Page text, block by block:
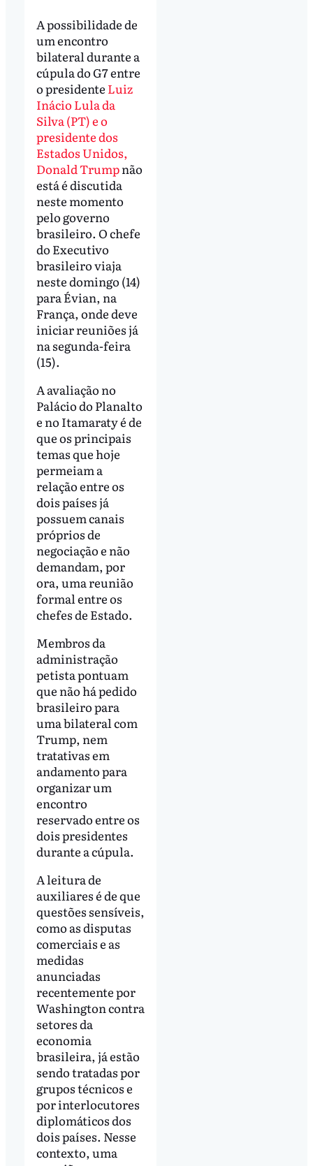
A possibilidade de
um encontro
bilateral durante a
cúpula do G7 entre
o presidente Luiz
Inácio Lula da
Silva (PT) e o
presidente dos
Estados Unidos,
Donald Trumpnão
está é discutida
neste momento
pelo governo
brasileiro. O chefe
do Executivo
brasileiro viaja
neste domingo (14)
para Évian, na
França, onde deve
iniciar reuniões já
na segunda-feira
(15).
A avaliação no
Palácio do Planalto
e no Itamaraty é de
que os principais
temas que hoje
permeiam a
relação entre os
dois países já
possuem canais
próprios de
negociação e não
demandam, por
ora, uma reunião
formal entre os
chefes de Estado.
Membros da
administração
petista pontuam
que não há pedido
brasileiro para
uma bilateral com
Trump, nem
tratativas em
andamento para
organizar um
encontro
reservado entre os
dois presidentes
durante a cúpula.
A leitura de
auxiliares é de que
questões sensíveis,
como as disputas
comerciais e as
medidas
anunciadas
recentemente por
Washington contra
setores da
economia
brasileira, já estão
sendo tratadas por
grupos técnicos e
por interlocutores
diplomáticos dos
dois países. Nesse
contexto, uma